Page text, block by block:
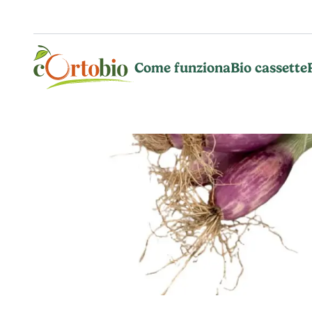
Come funzionaBio cassette